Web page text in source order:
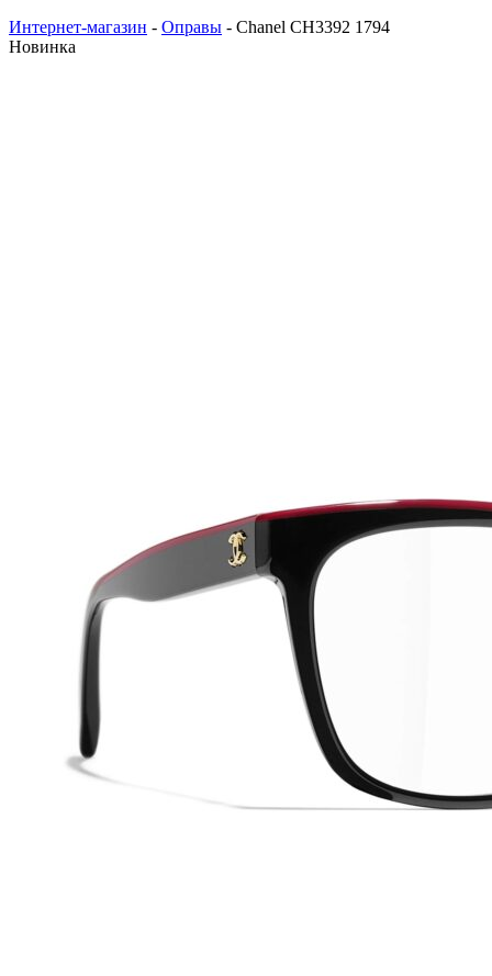
Интернет-магазин - Оправы - Chanel CH3392 1794
Новинка